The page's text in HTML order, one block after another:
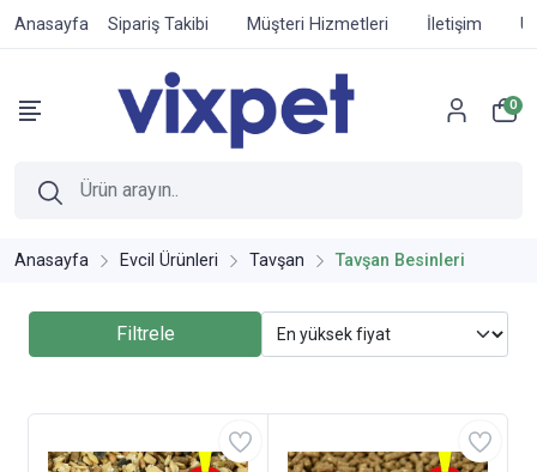
Anasayfa Sipariş Takibi Müşteri Hizmetleri İletişim
0
Anasayfa Evcil Ürünleri Tavşan Tavşan Besinleri
Filtrele